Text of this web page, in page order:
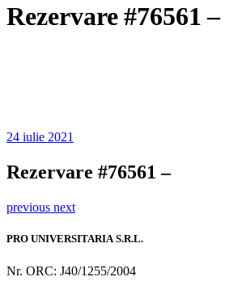
Rezervare #76561 –
24 iulie 2021
Rezervare #76561 –
previous next
PRO UNIVERSITARIA S.R.L.
Nr. ORC: J40/1255/2004